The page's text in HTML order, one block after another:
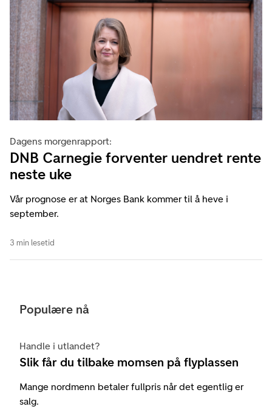
Dagens morgenrapport:
DNB Carnegie forventer uendret rente
neste uke
Vår prognose er at Norges Bank kommer til å heve i
september.
3 min lesetid
Populære nå
Handle i utlandet?
Slik får du tilbake momsen på flyplassen
Mange nordmenn betaler fullpris når det egentlig er
salg.